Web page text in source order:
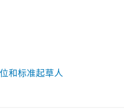
和标准起草人